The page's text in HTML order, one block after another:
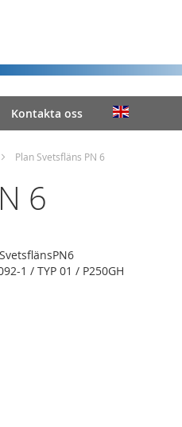
Kontakta oss
Plan Svetsfläns PN 6
6
1 / TYP 01 / P250GH